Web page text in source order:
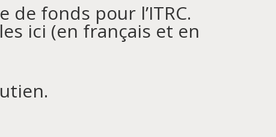
fonds pour l’ITRC.
ici (en français et en